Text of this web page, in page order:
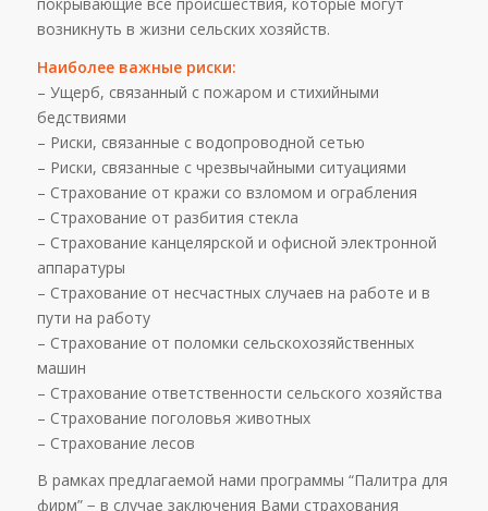
возникнуть в жизни сельских хозяйств.
Наиболее важные риски:
– Ущерб, связанный с пожаром и стихийными
бедствиями
– Риски, связанные с водопроводной сетью
– Риски, связанные с чрезвычайными ситуациями
– Страхование от кражи со взломом и ограбления
– Страхование от разбития стекла
– Страхование канцелярской и офисной электронной
аппаратуры
– Страхование от несчастных случаев на работе и в
пути на работу
– Страхование от поломки сельскохозяйственных
машин
– Страхование ответственности сельского хозяйства
– Страхование поголовья животных
– Страхование лесов
В рамках предлагаемой нами программы “Палитра для
фирм” − в случае заключения Вами страхования